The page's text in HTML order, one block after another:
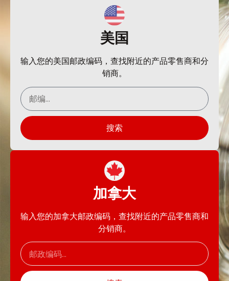
美国
输入您的美国邮政编码，查找附近的产品零售商和分
销商。
搜索
加拿大
输入您的加拿大邮政编码，查找附近的产品零售商和
分销商。